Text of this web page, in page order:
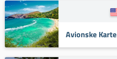
Avionske Karte